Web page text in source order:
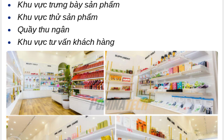
Khu vực trưng bày sản phẩm
Khu vực thử sản phẩm
Quầy thu ngân
Khu vực tư vấn khách hàng